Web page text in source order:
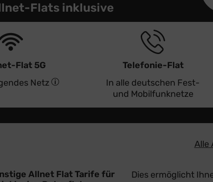
Flats inklusive
Flat 5G
Netz
Telefonie-Flat
In alle deutschen Fest-
und Mobilfunknetze
Alle
Allnet Flat Tarife für
Dies ermöglicht